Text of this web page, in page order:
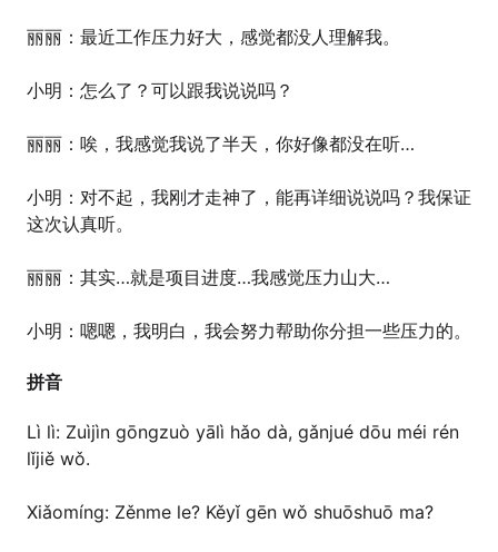
丽丽：最近工作压力好大，感觉都没人理解我。
小明：怎么了？可以跟我说说吗？
丽丽：唉，我感觉我说了半天，你好像都没在听…
小明：对不起，我刚才走神了，能再详细说说吗？我保证
这次认真听。
丽丽：其实…就是项目进度…我感觉压力山大…
小明：嗯嗯，我明白，我会努力帮助你分担一些压力的。
拼音
Lì lì: Zuìjìn gōngzuò yālì hǎo dà, gǎnjué dōu méi rén
lǐjiě wǒ.
Xiǎomíng: Zěnme le? Kěyǐ gēn wǒ shuōshuō ma?